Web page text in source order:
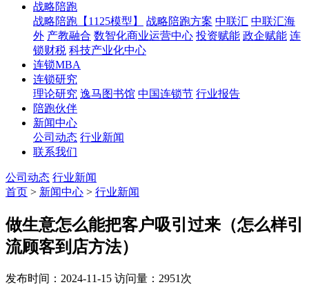
战略陪跑
战略陪跑【1125模型】
战略陪跑方案 中联汇 中联汇海
外 产教融合 数智化商业运营中心 投资赋能 政企赋能 连
锁财税 科技产业化中心
连锁MBA
连锁研究
理论研究 逸马图书馆 中国连锁节 行业报告
陪跑伙伴
新闻中心
公司动态 行业新闻
联系我们
公司动态 行业新闻
首页 > 新闻中心 > 行业新闻
做生意怎么能把客户吸引过来（怎么样引
流顾客到店方法）
发布时间：2024-11-15 访问量：2951次